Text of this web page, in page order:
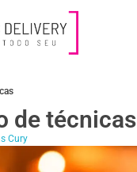
de técnicas
Cury